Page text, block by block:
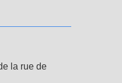
la rue de